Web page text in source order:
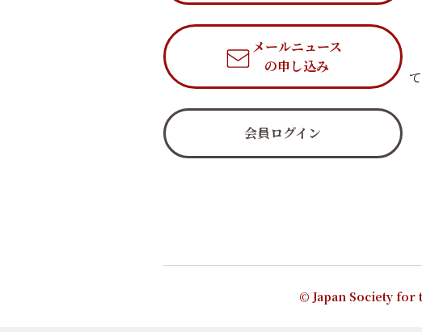
メールニュース
の申し込み
会員ログイン
て
© Japan Society for